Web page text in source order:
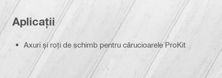
Aplicații
Axuri și roți de schimb pentru cărucioarele ProKit